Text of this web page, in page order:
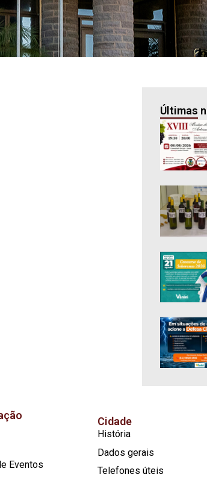
Últimas
Eventos
Cidade
História
Dados gerais
Telefones úteis